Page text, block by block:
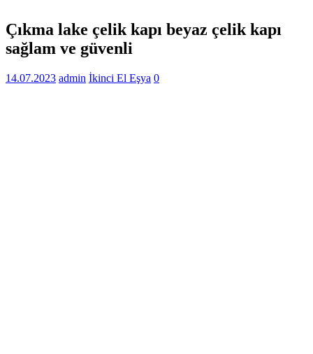
Çıkma lake çelik kapı beyaz çelik kapı
sağlam ve güvenli
14.07.2023 admin İkinci El Eşya 0